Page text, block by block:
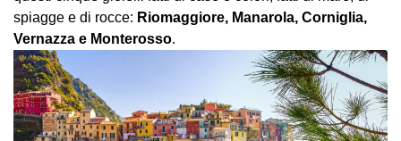
spiagge e di rocce: Riomaggiore, Manarola, Corniglia,
Vernazza e Monterosso.